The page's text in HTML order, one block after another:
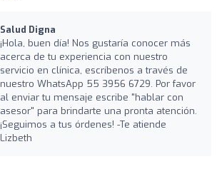
Salud Digna
¡Hola, buen día! Nos gustaría conocer más
acerca de tu experiencia con nuestro
servicio en clínica, escríbenos a través de
nuestro WhatsApp 55 3956 6729. Por favor
al enviar tu mensaje escribe "hablar con
asesor" para brindarte una pronta atención.
¡Seguimos a tus órdenes! -Te atiende
Lizbeth